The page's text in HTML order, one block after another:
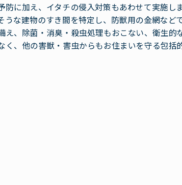
防に加え、イタチの侵入対策もあわせて実施し
うな建物のすき間を特定し、防獣用の金網など
え、除菌・消臭・殺虫処理もおこない、衛生的
く、他の害獣・害虫からもお住まいを守る包